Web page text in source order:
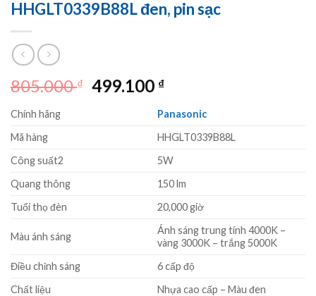
HHGLT0339B88L đen, pin sạc
805.000₫ Giá
805.000 ₫.
499.100 ₫Giá
tại
là:
499.100 ₫.
Chính hãng
Panasonic
Mã hàng
HHGLT0339B88L
Công suất2
5W
Quang thông
150 lm
Tuổi thọ đèn
20,000 giờ
Màu ánh sáng
Ánh sáng trung tính 4000K –
vàng 3000K – trắng 5000K
Điều chỉnh sáng
6 cấp độ
Chất liệu
Nhựa cao cấp – Màu đen